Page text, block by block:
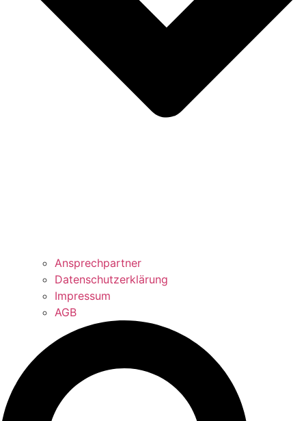
Ansprechpartner
Datenschutzerklärung
Impressum
AGB